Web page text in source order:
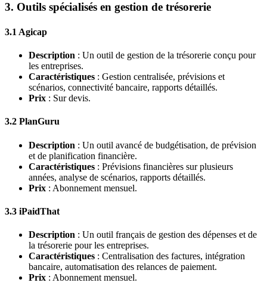
3. Outils spécialisés en gestion de trésorerie
3.1 Agicap
Description : Un outil de gestion de la trésorerie conçu pour
les entreprises.
Caractéristiques : Gestion centralisée, prévisions et
scénarios, connectivité bancaire, rapports détaillés.
Prix : Sur devis.
3.2 PlanGuru
Description : Un outil avancé de budgétisation, de prévision
et de planification financière.
Caractéristiques : Prévisions financières sur plusieurs
années, analyse de scénarios, rapports détaillés.
Prix : Abonnement mensuel.
3.3 iPaidThat
Description : Un outil français de gestion des dépenses et de
la trésorerie pour les entreprises.
Caractéristiques : Centralisation des factures, intégration
bancaire, automatisation des relances de paiement.
Prix : Abonnement mensuel.